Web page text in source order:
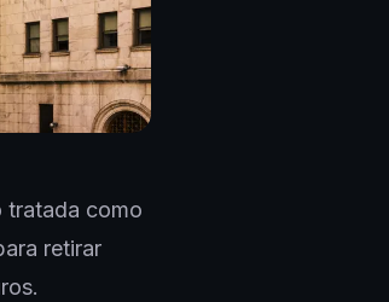
tratada como
retirar